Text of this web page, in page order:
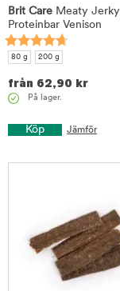
Brit Care Meaty Jerky
Proteinbar Venison
80 g 200 g
från 62,90 kr
På lager.
Köp Jämför